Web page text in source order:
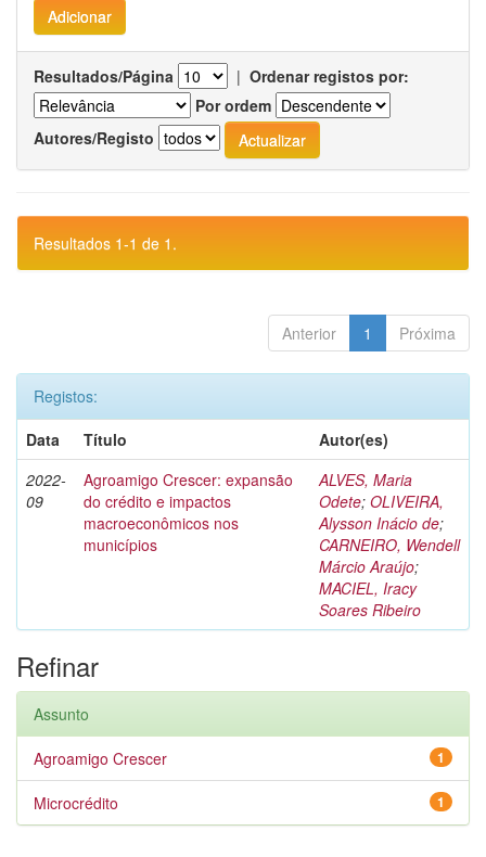
Resultados/Página | Ordenar registos por:
Por ordem
Autores/Registo
Resultados 1-1 de 1.
Anterior 1 Próxima
Registos:
Data
Título
Autor(es)
2022-
09
Agroamigo Crescer: expansão
do crédito e impactos
macroeconômicos nos
municípios
ALVES, Maria
Odete; OLIVEIRA,
Alysson Inácio de;
CARNEIRO, Wendell
Márcio Araújo;
MACIEL, Iracy
Soares Ribeiro
Refinar
Assunto
1
Agroamigo Crescer
1
Microcrédito